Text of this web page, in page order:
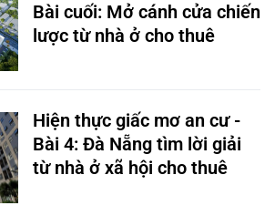
Bài cuối: Mở cánh cửa chiến
lược từ nhà ở cho thuê
Hiện thực giấc mơ an cư -
Bài 4: Đà Nẵng tìm lời giải
từ nhà ở xã hội cho thuê